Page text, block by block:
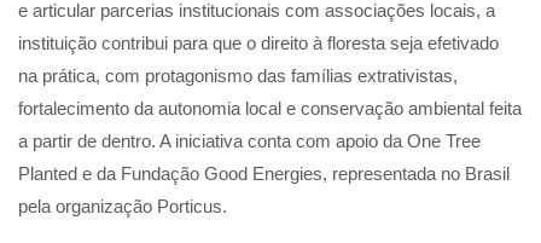
e articular parcerias institucionais com associações locais, a
instituição contribui para que o direito à floresta seja efetivado
na prática, com protagonismo das famílias extrativistas,
fortalecimento da autonomia local e conservação ambiental feita
a partir de dentro. A iniciativa conta com apoio da One Tree
Planted e da Fundação Good Energies, representada no Brasil
pela organização Porticus.